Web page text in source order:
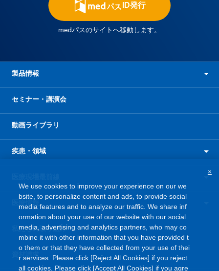
ID発行
medパスのサイトへ移動します。
製品情報
セミナー・講演会
動画ライブラリ
疾患・領域
医療情報
私たちの取り組み
資材請求
We use cookies to improve your experience on our we
bsite, to personalize content and ads, to provide social
media features and to analyze our traffic. We share inf
ormation about your use of our website with our social
media, advertising and analytics partners, who may co
mbine it with other information that you have provided t
o them or that they have collected from your use of thei
r services. Please click [Reject All Cookies] if you reject
all cookies. Please click [Accept All Cookies] if you agre
×